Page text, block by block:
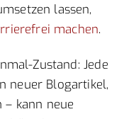
lassen,
machen.
Zustand: Jede
neuer Blogartikel,
– kann neue